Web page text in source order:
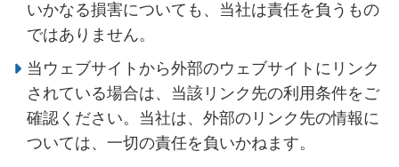
いかなる損害についても、当社は責任を負うもの
ではありません。
当ウェブサイトから外部のウェブサイトにリンク
されている場合は、当該リンク先の利用条件をご
確認ください。当社は、外部のリンク先の情報に
ついては、一切の責任を負いかねます。